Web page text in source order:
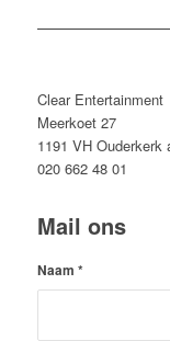
Clear Entertainment
Meerkoet 27
1191 VH Ouderkerk
020 662 48 01
Mail ons
Naam *